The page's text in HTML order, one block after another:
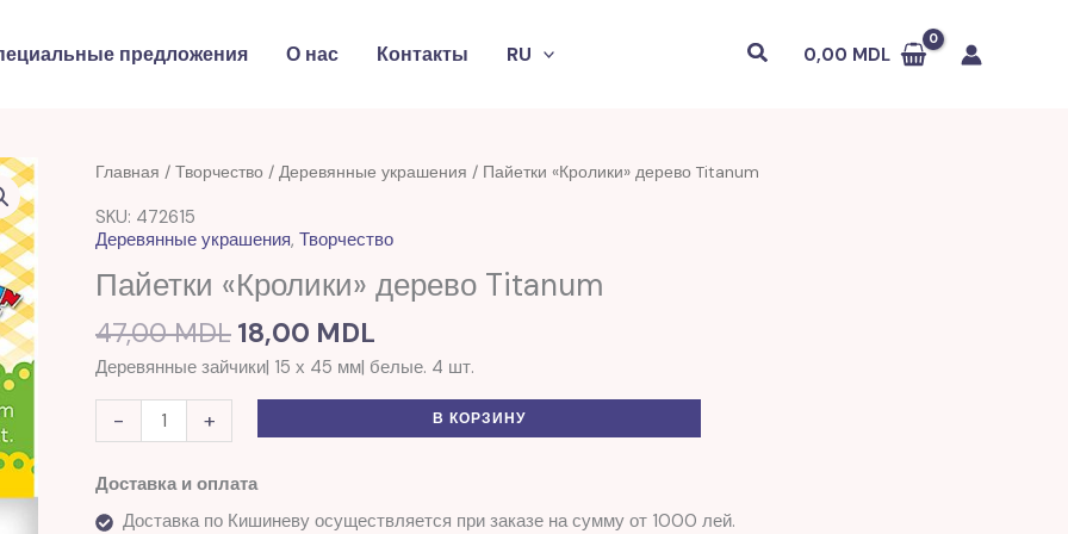
предложения О нас Контакты RU Поиск0,00 MDL
Главная / Творчество / Деревянные украшения / Пайетки «Кролики» дерево Titanum
SKU: 472615
Деревянные украшения, Творчество
Пайетки «Кролики» дерево Titanum
47,00MDL
Первоначальная
составляла
47,00 MDL.
18,00 MDL
Текущая
18,00 MDL.
Деревянные зайчики| 15 х 45 мм| белые. 4 шт.
-
Количество
Пайетки
"Кролики"
дерево
+ В КОРЗИНУ
Доставка и оплата
Доставка по Кишиневу осуществляется при заказе на сумму от 1000 лей.